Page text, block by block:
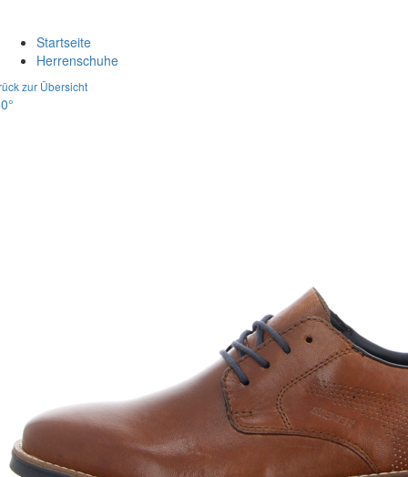
Startseite
Herrenschuhe
zur Übersicht